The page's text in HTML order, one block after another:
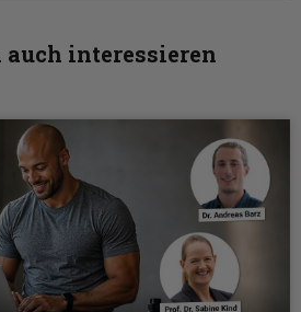
auch interessieren